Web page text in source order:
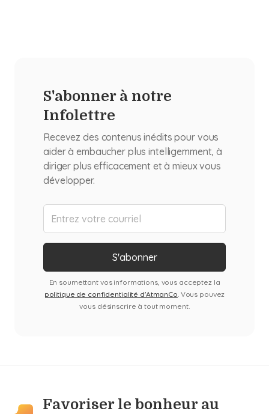
S'abonner à notre
Infolettre
Recevez des contenus inédits pour vous
aider à embaucher plus intelligemment, à
diriger plus efficacement et à mieux vous
développer.
En soumettant vos informations, vous acceptez la
politique de confidentialité d'AtmanCo . Vous pouvez
vous désinscrire à tout moment.
Favoriser le bonheur au